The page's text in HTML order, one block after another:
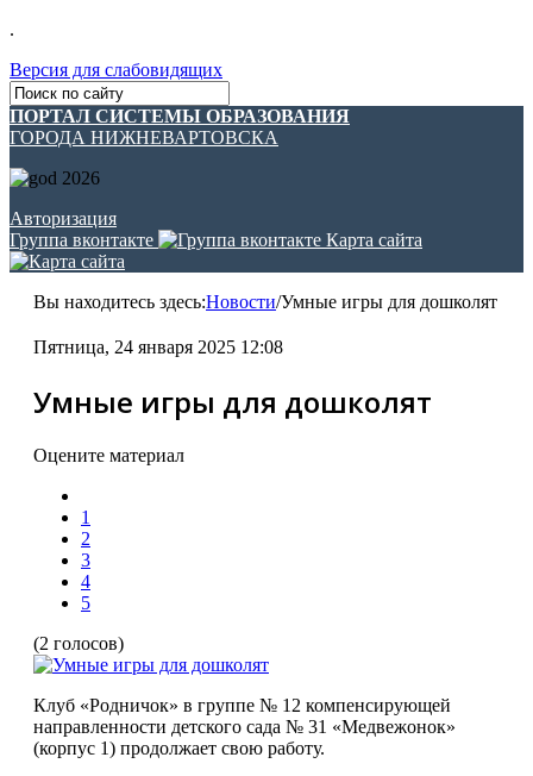
.
Версия для слабовидящих
ПОРТАЛ СИСТЕМЫ ОБРАЗОВАНИЯ
ГОРОДА НИЖНЕВАРТОВСКА
Авторизация
Группа вконтакте
Карта сайта
Вы находитесь здесь:Новости/Умные игры для дошколят
Пятница, 24 января 2025 12:08
Умные игры для дошколят
Оцените материал
1
2
3
4
5
(2 голосов)
Клуб «Родничок» в группе № 12 компенсирующей
направленности детского сада № 31 «Медвежонок»
(корпус 1) продолжает свою работу.